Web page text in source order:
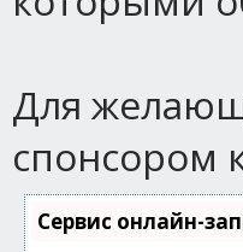
Для
спонсором
Сервис онлайн-